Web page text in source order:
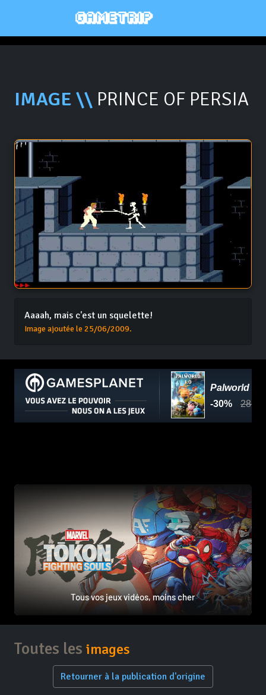
IMAGE \\ PRINCE OF PERSIA
Aaaah, mais c'est un squelette!
Image ajoutée le 25/06/2009.
Tous vos jeux vidéos, moins cher
Toutes les images
Retourner à la publication d'origine